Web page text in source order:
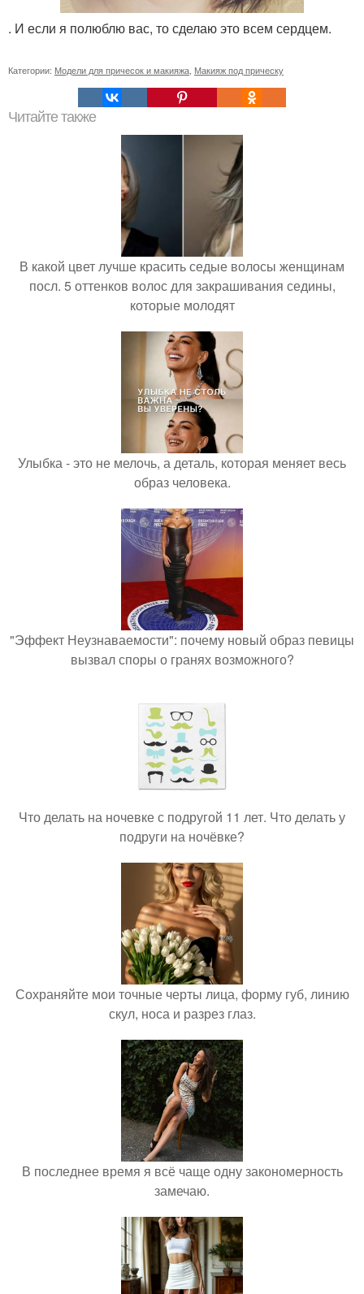
. И если я полюблю вас, то сделаю это всем сердцем.
Категории: Модели для причесок и макияжа Макияж под прическу
Читайте также
В какой цвет лучше красить седые волосы женщинам
посл. 5 оттенков волос для закрашивания седины,
которые молодят
Улыбка - это не мелочь, а деталь, которая меняет весь
образ человека.
"Эффект Неузнаваемости": почему новый образ певицы
вызвал споры о гранях возможного?
Что делать на ночевке с подругой 11 лет. Что делать у
подруги на ночёвке?
Сохраняйте мои точные черты лица, форму губ, линию
скул, носа и разрез глаз.
В последнее время я всё чаще одну закономерность
замечаю.